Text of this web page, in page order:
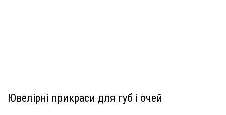
Ювелірні прикраси для губ і очей